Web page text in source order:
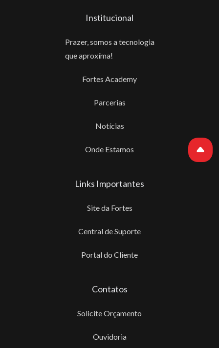
Institucional
Prazer, somos a tecnologia
que aproxíma!
Fortes Academy
Parcerias
Notícias
Onde Estamos
Links Importantes
Site da Fortes
Central de Suporte
Portal do Cliente
Contatos
Solicite Orçamento
Ouvidoria